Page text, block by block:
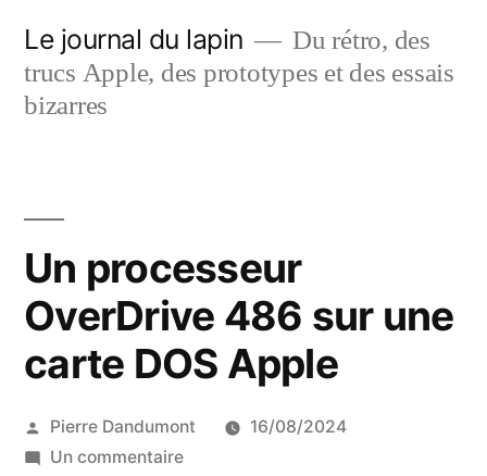
contenu
Le journal du lapin
Du rétro, des
trucs Apple, des prototypes et des essais
bizarres
Un processeur
OverDrive 486 sur une
carte DOS Apple
Publié
par
Pierre Dandumont
16/08/2024
Un commentairesur